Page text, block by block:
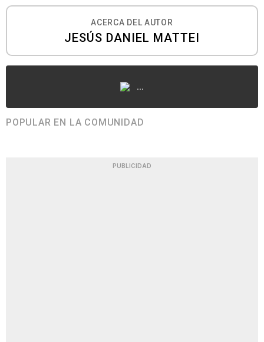
ACERCA DEL AUTOR
JESÚS DANIEL MATTEI
...
POPULAR EN LA COMUNIDAD
PUBLICIDAD